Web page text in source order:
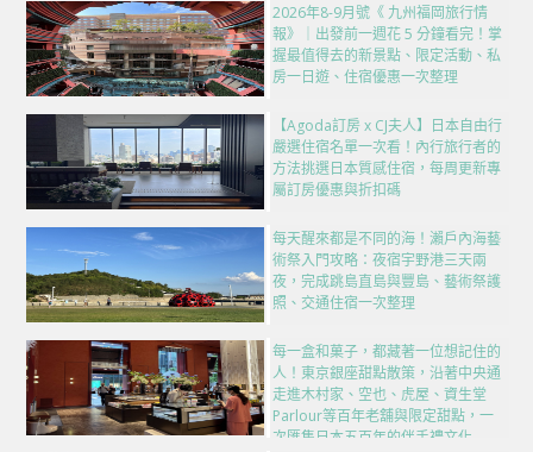
2026年8-9月號《 九州福岡旅行情
報》｜出發前一週花 5 分鐘看完！掌
握最值得去的新景點、限定活動、私
房一日遊、住宿優惠一次整理
【Agoda訂房 x CJ夫人】日本自由行
嚴選住宿名單一次看！內行旅行者的
方法挑選日本質感住宿，每周更新專
屬訂房優惠與折扣碼
每天醒來都是不同的海！瀨戶內海藝
術祭入門攻略：夜宿宇野港三天兩
夜，完成跳島直島與豐島、藝術祭護
照、交通住宿一次整理
每一盒和菓子，都藏著一位想記住的
人！東京銀座甜點散策，沿著中央通
走進木村家、空也、虎屋、資生堂
Parlour等百年老舖與限定甜點，一
次匯集日本五百年的伴手禮文化